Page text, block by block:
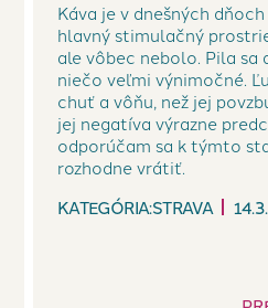
Káva je v dnešných
hlavný stimulačný
ale vôbec nebolo. Pila sa
niečo veľmi výnimočné.
chuť a vôňu, než jej
jej negatíva výrazne
odporúčam sa k týmto
rozhodne vrátiť.
KATEGÓRIA:STRAVA